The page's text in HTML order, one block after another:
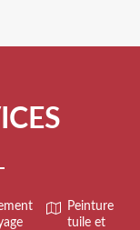
Peinture
tuile et